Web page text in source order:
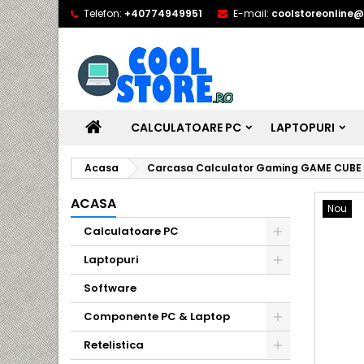
Telefon: +40774949951 E-mail:
CALCULATOARE PC LAPTOPURI
Acasa Carcasa Calculator Gaming GAME
ACASA
Calculatoare PC
Laptopuri
Software
Componente PC & Laptop
Retelistica
Nou